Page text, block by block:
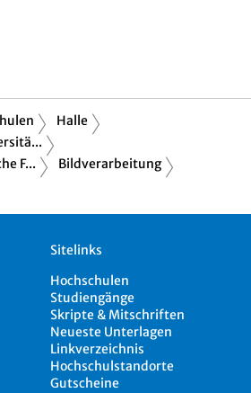
Halle
F...
Bildverarbeitung
Sitelinks
Hochschulen
Studiengänge
Skripte & Mitschriften
Neueste Unterlagen
Linkverzeichnis
Hochschulstandorte
Gutscheine